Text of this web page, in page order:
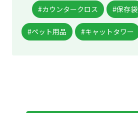
#カウンタークロス #保存袋
#ペット用品 #キャットタワー